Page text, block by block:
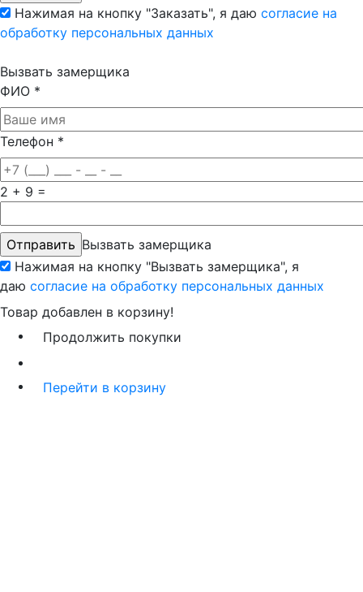
Нажимая на кнопку "Заказать", я даю согласие на
обработку персональных данных
Вызвать замерщика
ФИО *
Телефон *
2 + 9 =
Вызвать замерщика
Нажимая на кнопку "Вызвать замерщика", я
даю согласие на обработку персональных данных
Товар добавлен в корзину!
Продолжить покупки
Перейти в корзину